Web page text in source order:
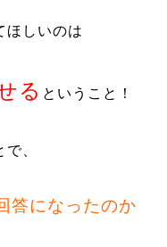
ほしいのは
る ということ！
、
答になったのか